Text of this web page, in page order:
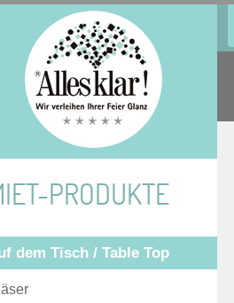
PRODUKTE
dem Tisch / Table Top